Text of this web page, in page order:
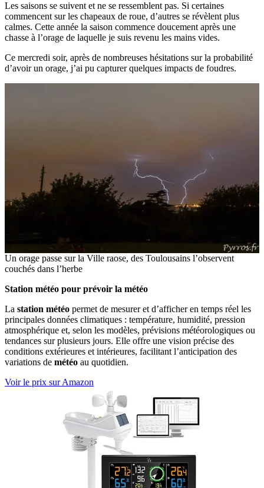
Les saisons se suivent et ne se ressemblent pas. Si certaines
commencent sur les chapeaux de roue, d’autres se révèlent plus
calmes. Cette année la saison commence doucement après une
chasse à l’orage de laquelle je suis revenu les mains vides.
Ce mercredi soir, après de nombreuses hésitations sur la probabilité
d’avoir un orage, j’ai pu capturer quelques impacts de foudres.
Un orage passe sur la Ville raose, des Toulousains l’observent
couchés dans l’herbe
Station météo pour prévoir la météo
La station météo permet de mesurer et d’afficher en temps réel les
principales données climatiques : température, humidité, pression
atmosphérique et, selon les modèles, prévisions météorologiques ou
tendances sur plusieurs jours. Elle offre une vision précise des
conditions extérieures et intérieures, facilitant l’anticipation des
variations de météo au quotidien.
Voir le prix sur Amazon